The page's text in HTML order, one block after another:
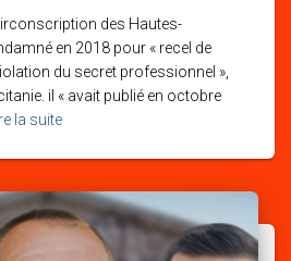
des Hautes-
en 2018 pour « recel de
du secret professionnel »,
il « avait publié en octobre
la suite